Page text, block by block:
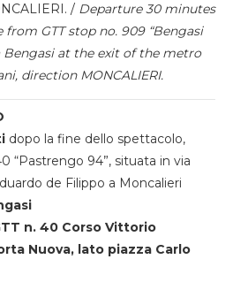
/ Departure 30 minutes
GTT stop no. 909 “Bengasi
Bengasi at the exit of the metro
direction MONCALIERI.
dopo la fine dello spettacolo,
“Pastrengo 94”, situata in via
de Filippo a Moncalieri
n. 40 Corso Vittorio
Nuova, lato piazza Carlo